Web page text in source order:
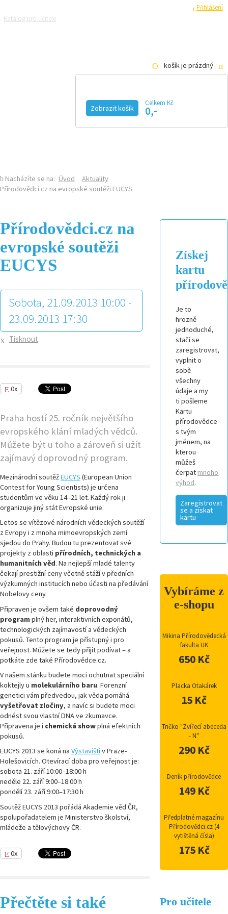
Přihlášení
Katalog pro učitele
košík je prázdný
Zobrazit košík
Celkem Kč
0,-
Nacházíte se na: Úvod
Aktuality
Přírodovědci.cz na evropské soutěži EUCYS
Přírodovědci.cz na
evropské soutěži
EUCYS
Sobota, 21.09.2013 10:00 -
23.09.2013 17:30
Tisknout
0x
Praha hostí 25. ročník největšího
evropského klání mladých vědců.
Můžete být u toho a zároveň si užít
zajímavý doprovodný program.
Mezinárodní soutěžEUCYS (European Union
Contest for Young Scientists) je určena
studentům ve věku 14–21 let. Každý rok ji
organizuje jiný stát Evropské unie.
Letos se vítězové národních vědeckých soutěží
z Evropy i z mnoha mimoevropských zemí
sjedou do Prahy. Budou tu prezentovat své
projekty z oblasti přírodních, technických a
humanitních věd. Na nejlepší mladé talenty
čekají prestižní ceny včetně stáží v předních
výzkumných institucích nebo účasti na předávání
Nobelovy ceny.
Připraven je ovšem také doprovodný
programplný her, interaktivních exponátů,
technologických zajímavostí a vědeckých
pokusů. Tento program je přístupný i pro
veřejnost. Můžete se tedy přijít podívat – a
potkáte zde také Přírodovědce.cz.
V našem stánku budete moci ochutnat speciální
koktejly u molekulárního baru. Forenzní
genetici vám předvedou, jak věda pomáhá
vyšetřovat zločiny, a navíc si budete moci
odnést svou vlastní DNA ve zkumavce.
Připravena je i chemická showplná efektních
pokusů.
EUCYS 2013 se koná na Výstavišti v Praze-
Holešovicích. Otevírací doba pro veřejnost je:
sobota 21. září 10:00–18:00 h
neděle 22. září 9:00–18:00 h
pondělí 23. září 9:00–17:30 h
Soutěž EUCYS 2013 pořádá Akademie věd ČR,
spolupořadatelem je Ministerstvo školství,
mládeže a tělovýchovy ČR.
0x
Přečtěte si také
Získej
kartu
Je to
hrozně
jednoduché,
stačí se
zaregistrovat,
vyplnit o
sobě
všechny
údaje a my
ti pošleme
Kartu
přírodovědce
s tvým
jménem, na
kterou
můžeš
čerpat mnoho
výhod.
Zaregistrovat
se a získat
kartu
Vybíráme z
e-shopu
Mikina Přírodovědecká
fakulta UK
650 Kč
Placka Otakárek
15 Kč
Tričko "Zvířecí abeceda
- N"
290 Kč
Deník přírodovědce
149 Kč
Předplatné magazínu
Přírodovědci.cz (4
vytištěná čísla)
175 Kč
Pro učitele